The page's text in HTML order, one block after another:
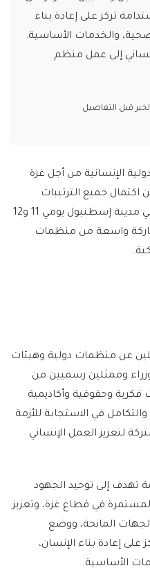
تركز على إعادة بناء
والخدمات الأساسية.
إلى عمل منظم
قبل التفاصيل
الإنسانية من أجل غزة
اكتمال جميع الترتيبات
لاستضافة القمة، المقرّر عقدها في مدينة إسطنبول يومي 11 و12
الثاني 2025، وبمشاركة واسعة من منظمات
عن منظمات دولية وهيئات
وممثلين رسميين من
وحقوقية وأكاديمية
في الاستجابة للأزمة
لتعزيز العمل الإنساني
تهدف إلى توحيد الجهود
المستمرة في قطاع غزة، وتعزيز
المانحة، ووضع
إعادة بناء الإنسان،
الأساسية.